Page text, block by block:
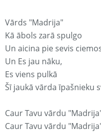
Vārds "Madrija"
Kā ābols zarā spulgo
Un aicina pie sevis
Un Es jau nāku,
Es viens pulkā
Šī jaukā vārda īpašnieku
Caur Tavu vārdu
Caur Tavu vārdu